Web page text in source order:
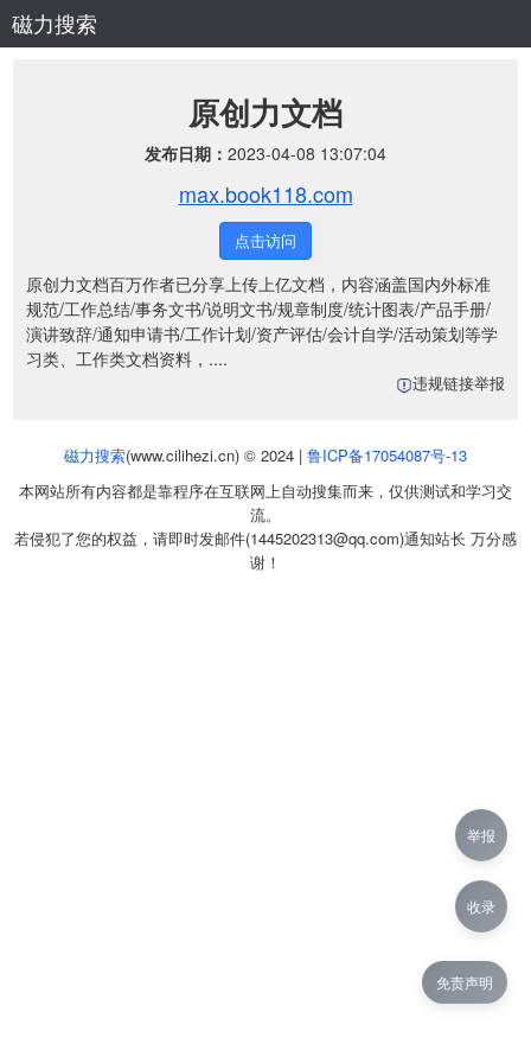
磁力搜索
原创力文档
发布日期： 2023-04-08 13:07:04
max.book118.com
点击访问
原创力文档百万作者已分享上传上亿文档，内容涵盖国内外标准
规范/工作总结/事务文书/说明文书/规章制度/统计图表/产品手册/
演讲致辞/通知申请书/工作计划/资产评估/会计自学/活动策划等学
习类、工作类文档资料，....
违规链接举报
磁力搜索(www.cilihezi.cn) © 2024 | 鲁ICP备17054087号-13
本网站所有内容都是靠程序在互联网上自动搜集而来，仅供测试和学习交
流。
若侵犯了您的权益，请即时发邮件(1445202313@qq.com)通知站长 万分感
谢！
免责声明
举报
收录